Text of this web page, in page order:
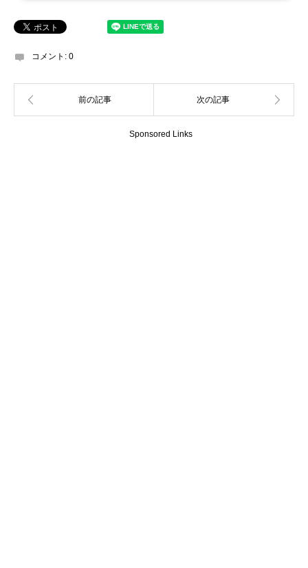
コメント: 0
Sponsored Links